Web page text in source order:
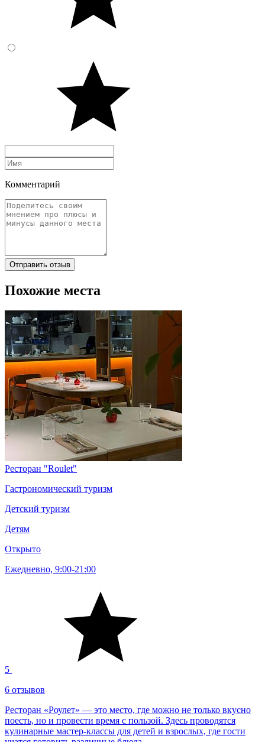
Комментарий
Отправить отзыв
Похожие места
Ресторан "Roulet"
Гастрономический туризм
Детский туризм
Детям
Открыто
Ежедневно, 9:00-21:00
5
6 отзывов
Ресторан «Роулет» — это место, где можно не только вкусно
поесть, но и провести время с пользой. Здесь проводятся
кулинарные мастер-классы для детей и взрослых, где гости